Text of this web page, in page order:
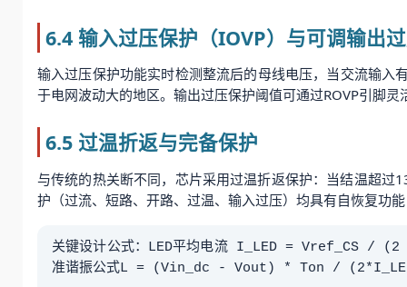
6.4 输入过压保护（IOVP）与可调输出
输入过压保护功能实时检测整流后的母线电压，当交流输入
于电网波动大的地区。输出过压保护阈值可通过ROVP引脚
6.5 过温折返与完备保护
与传统的热关断不同，芯片采用过温折返保护：当结温超过
护（过流、短路、开路、过温、输入过压）均具有自恢复功
关键设计公式：LED平均电流 I_LED = Vref_CS / (2
准谐振公式L = (Vin_dc - Vout) * Ton / (2*I_LED)